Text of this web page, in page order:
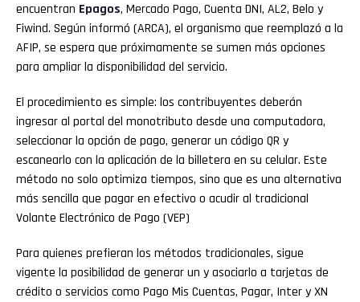
encuentran Epagos, Mercado Pago, Cuenta DNI, AL2, Belo y
Fiwind. Según informó (ARCA), el organismo que reemplazó a la
AFIP, se espera que próximamente se sumen más opciones
para ampliar la disponibilidad del servicio.
El procedimiento es simple: los contribuyentes deberán
ingresar al portal del monotributo desde una computadora,
seleccionar la opción de pago, generar un código QR y
escanearlo con la aplicación de la billetera en su celular. Este
método no solo optimiza tiempos, sino que es una alternativa
más sencilla que pagar en efectivo o acudir al tradicional
Volante Electrónico de Pago (VEP)
Para quienes prefieran los métodos tradicionales, sigue
vigente la posibilidad de generar un y asociarlo a tarjetas de
crédito o servicios como Pago Mis Cuentas, Pagar, Inter y XN